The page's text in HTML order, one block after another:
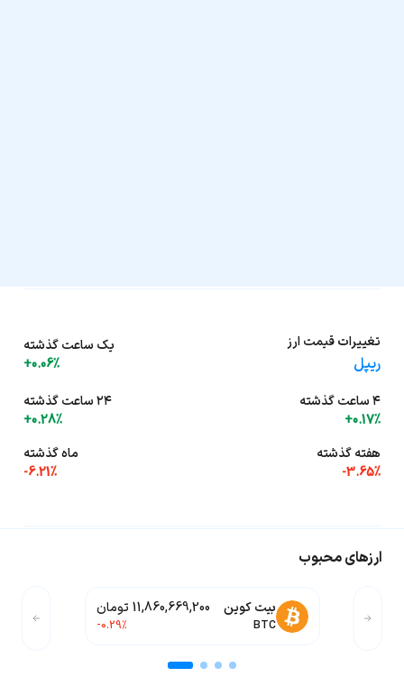
تغییرات قیمت ارز
ریپل
یک ساعت گذشته
+0.06%
۴ ساعت گذشته
+0.17%
۲۴ ساعت گذشته
+0.28%
هفته گذشته
-3.65%
ماه گذشته
-6.21%
ارزهای محبوب
یو ووچر
UUSD
174,000 تومان
-0.27%